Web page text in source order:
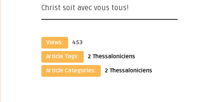
Christ soit avec vous tous!
Views:
453
Article Tags:
2 Thessaloniciens
Article Categories:
2 Thessaloniciens